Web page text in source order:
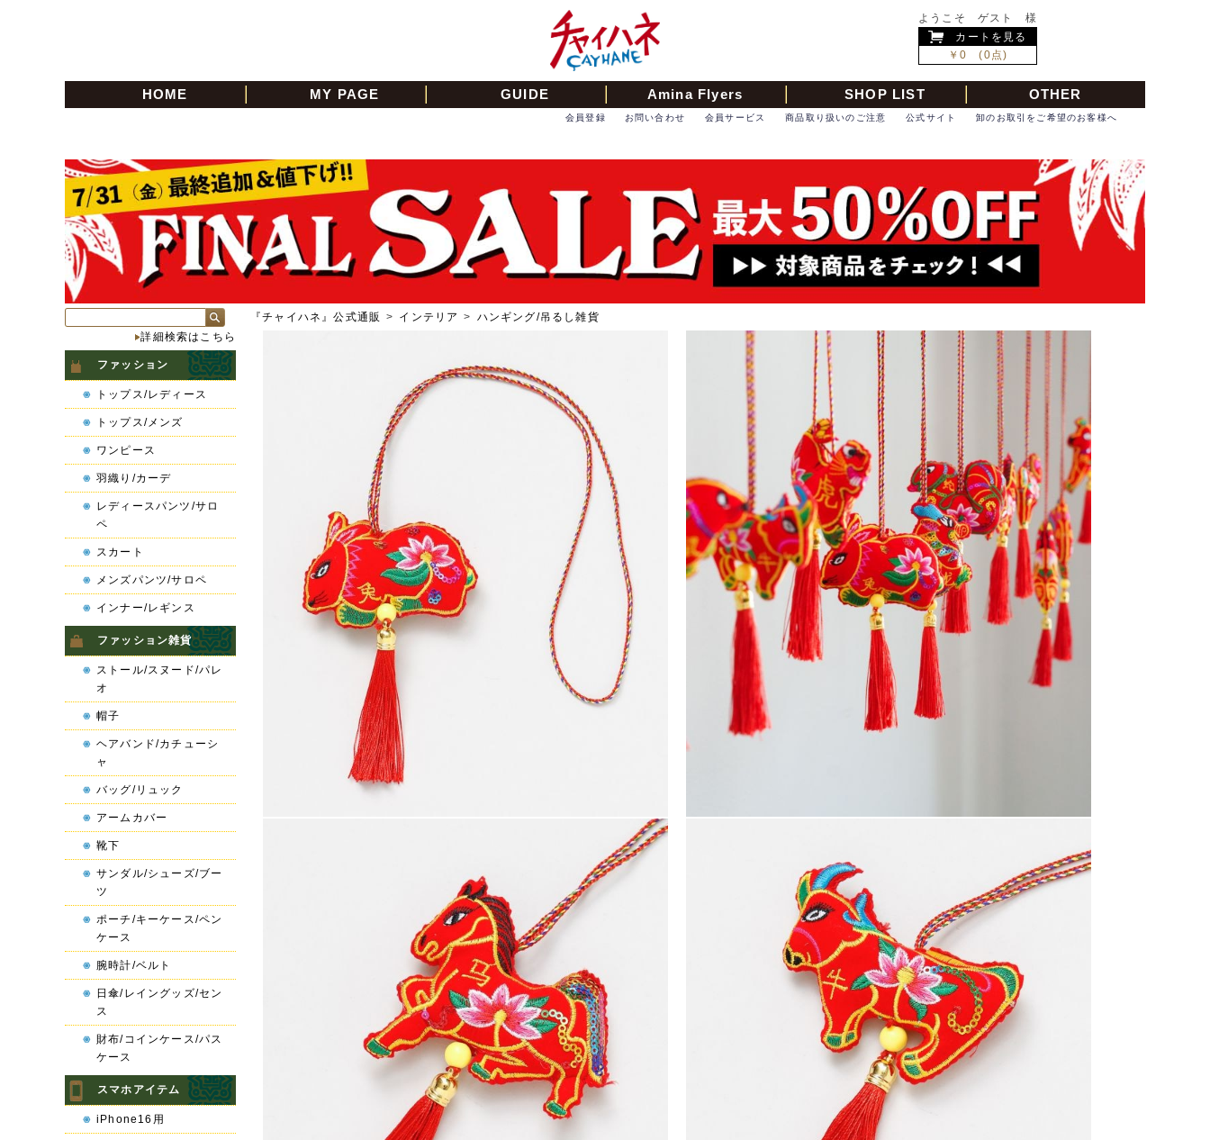
ようこそ ゲスト 様
カートを見る
￥0 (0点)
HOME MY PAGE GUIDE Amina Flyers SHOP LIST OTHER
卸のお取引をご希望のお客様へ
公式サイト
商品取り扱いのご注意
会員サービス
お問い合わせ
会員登録
『チャイハネ』公式通販 > インテリア > ハンギング/吊るし雑貨
詳細検索はこちら
ファッション
トップス/レディース
トップス/メンズ
ワンピース
羽織り/カーデ
レディースパンツ/サロ
ペ
スカート
メンズパンツ/サロペ
インナー/レギンス
ファッション雑貨
ストール/スヌード/パレ
オ
帽子
ヘアバンド/カチューシ
ャ
バッグ/リュック
アームカバー
靴下
サンダル/シューズ/ブー
ツ
ポーチ/キーケース/ペン
ケース
腕時計/ベルト
日傘/レイングッズ/セン
ス
財布/コインケース/パス
ケース
スマホアイテム
iPhone16用